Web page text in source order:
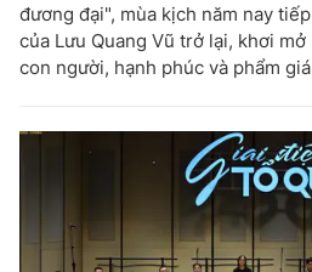
đương đại", mùa kịch năm nay
của Lưu Quang Vũ trở lại, khơi
con người, hạnh phúc và phẩm